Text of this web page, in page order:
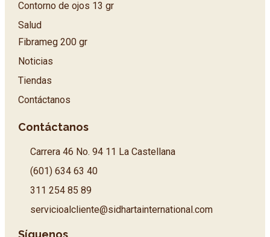
Contorno de ojos 13 gr
Salud
Fibrameg 200 gr
Noticias
Tiendas
Contáctanos
Contáctanos
Carrera 46 No. 94 11 La Castellana
(601) 634 63 40
311 254 85 89
servicioalcliente@sidhartainternational.com
Síguenos